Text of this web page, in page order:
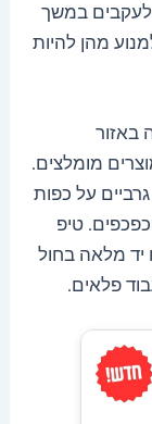
לעקבים במשך
מהן להיות
באזור
מומלצים.
על כפות
טיפ
מלאה בחול
פלאים.